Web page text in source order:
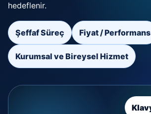
hedeflenir.
Şeffaf Süreç Fiyat / Performans
Kurumsal ve Bireysel Hizmet